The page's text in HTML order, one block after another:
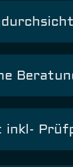
inkl-